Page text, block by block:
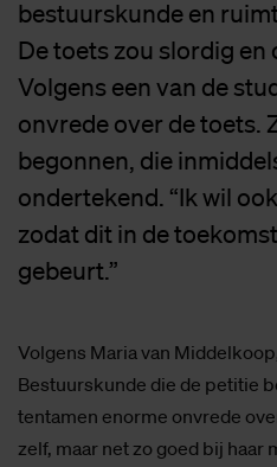
bestuurskunde en
De toets zou slordig
Volgens een van de
onvrede over de toets.
begonnen, die
ondertekend. “Ik wil
zodat dit in de
gebeurt.”
Volgens Maria van
Bestuurskunde die de petitie
tentamen enorme onvrede
zelf, maar net zo goed bij haar